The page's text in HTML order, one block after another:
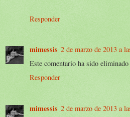
Responder
mimessis 2 de marzo de 2013 a
Este comentario ha sido
Responder
mimessis 2 de marzo de 2013 a